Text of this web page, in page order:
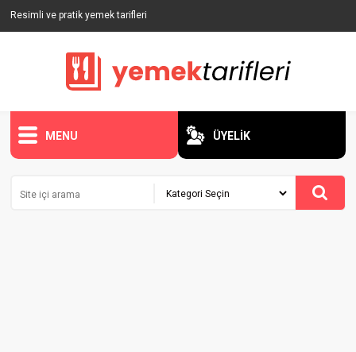
Resimli ve pratik yemek tarifleri
MENU ÜYELİK